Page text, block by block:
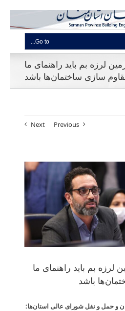
Go to...
لرزه بم باید راهنمای ما
سازی ساختمان‌ها باشد
Previous
Next
لرزه بم باید راهنمای ما
باشد
و حمل و نقل شورای عالی استان‌ها: